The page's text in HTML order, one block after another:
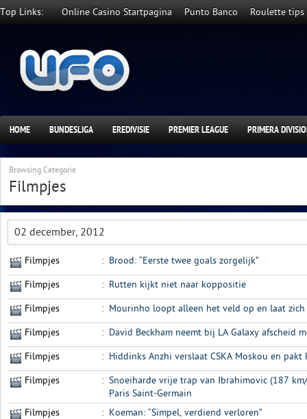
Top Links: Online Casino Startpagina Punto Banco Roulette tips
HOME BUNDESLIGA EREDIVISIE PREMIER LEAGUE PRIMERA
Browsing Categorie
Filmpjes
02 december, 2012
Filmpjes : Brood: “Eerste twee goals zorgelijk”
Filmpjes : Rutten kijkt niet naar koppositie
Filmpjes : Mourinho loopt alleen het veld op en laat
Filmpjes : David Beckham neemt bij LA Galaxy afscheid
Filmpjes : Hiddinks Anzhi verslaat CSKA Moskou en
Filmpjes : Snoeiharde vrije trap van Ibrahimovic (187
Paris Saint-Germain
Filmpjes
: Koeman: “Simpel, verdiend verloren”